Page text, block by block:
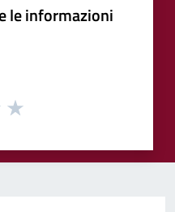
le informazioni